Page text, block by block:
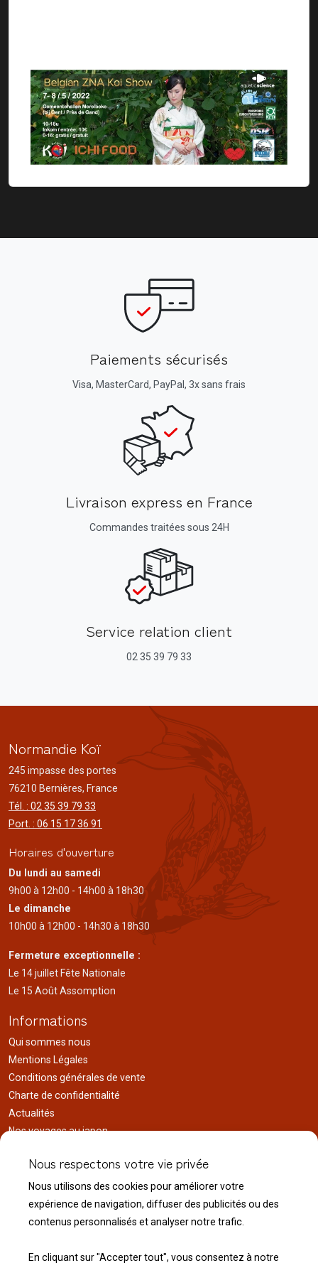
Paiements sécurisés
Visa, MasterCard, PayPal, 3x sans frais
Livraison express en France
Commandes traitées sous 24H
Service relation client
02 35 39 79 33
Normandie Koï
245 impasse des portes
76210 Bernières, France
Tél. : 02 35 39 79 33
Port. : 06 15 17 36 91
Horaires d'ouverture
Du lundi au samedi
9h00 à 12h00 - 14h00 à 18h30
Le dimanche
10h00 à 12h00 - 14h30 à 18h30
Fermeture exceptionnelle :
Le 14 juillet Fête Nationale
Le 15 Août Assomption
Informations
Qui sommes nous
Mentions Légales
Conditions générales de vente
Charte de confidentialité
Actualités
Nos voyages au japon
Liens utiles
Service client
Nous contacter
Modalité de retour
Nous respectons votre vie privée
Nous utilisons des cookies pour améliorer votre
expérience de navigation, diffuser des publicités ou des
contenus personnalisés et analyser notre trafic.
En cliquant sur "Accepter tout", vous consentez à notre